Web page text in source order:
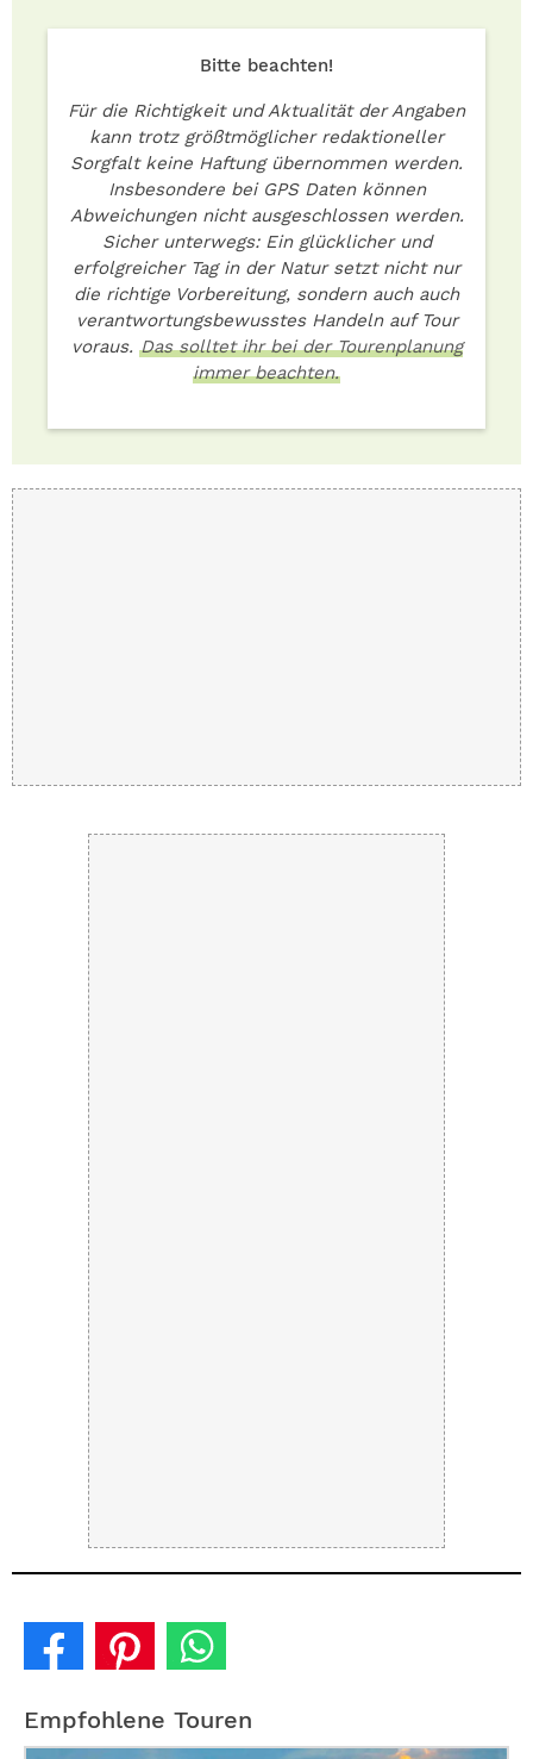
Bitte beachten!
Für die Richtigkeit und Aktualität der Angaben
kann trotz größtmöglicher redaktioneller
Sorgfalt keine Haftung übernommen werden.
Insbesondere bei GPS Daten können
Abweichungen nicht ausgeschlossen werden.
Sicher unterwegs: Ein glücklicher und
erfolgreicher Tag in der Natur setzt nicht nur
die richtige Vorbereitung, sondern auch auch
verantwortungsbewusstes Handeln auf Tour
voraus. Das solltet ihr bei der Tourenplanung
immer beachten.
Empfohlene Touren